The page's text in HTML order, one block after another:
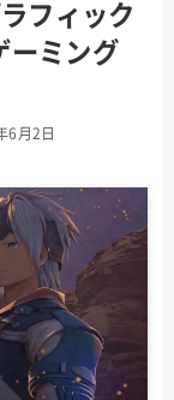
フィック
ーミング
6月2日